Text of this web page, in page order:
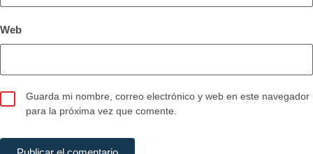
Web
Guarda mi nombre, correo electrónico y web en este navegador
para la próxima vez que comente.